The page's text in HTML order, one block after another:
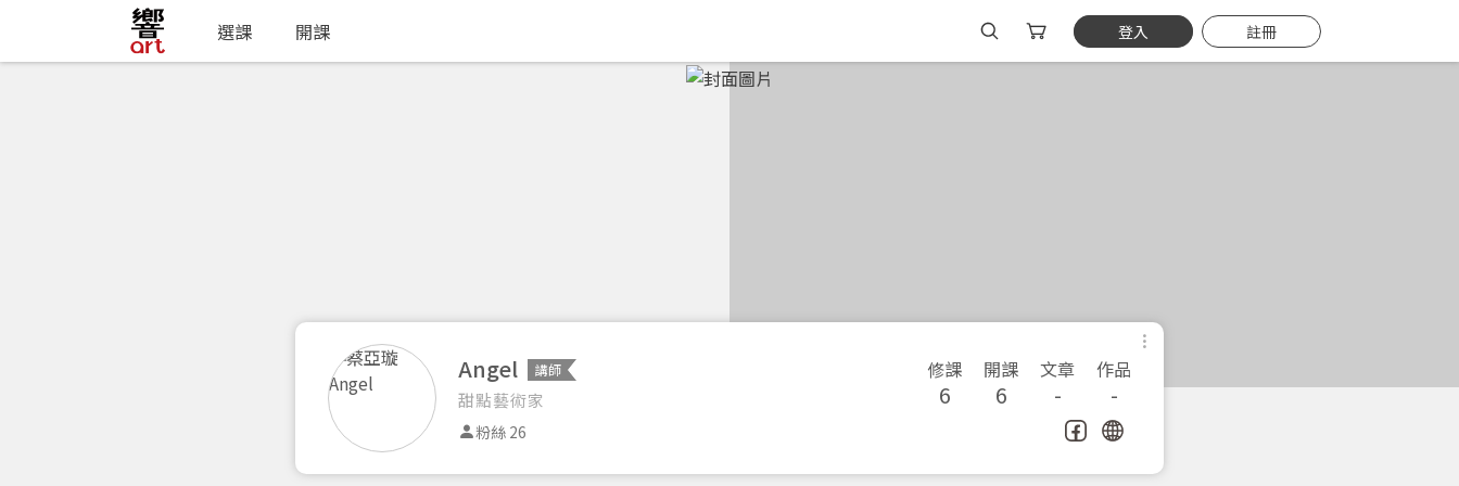
選課 開課 登入 註冊
Angel 講師
甜點藝術家
粉絲 26
修課
6
開課
6
文章
-
作品
-